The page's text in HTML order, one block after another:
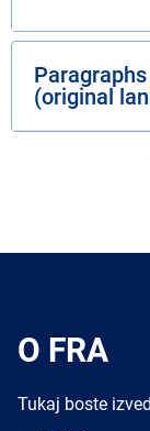
(original
O FRA
Tukaj boste